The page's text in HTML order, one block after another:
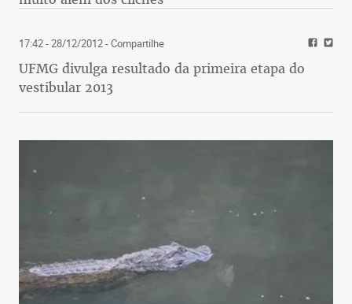
17:42 - 28/12/2012- Compartilhe
UFMG divulga resultado da primeira etapa do
vestibular 2013